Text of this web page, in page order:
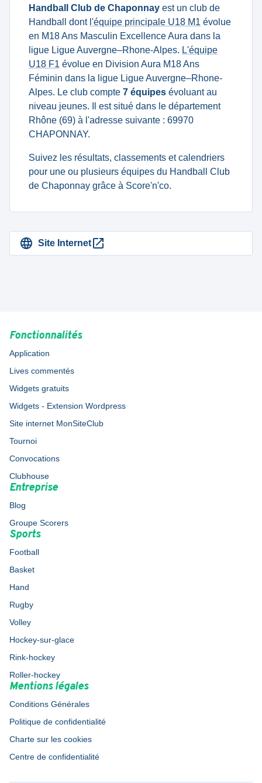
Handball Club de Chaponnay est un club de
Handball dont l'équipe principale U18 M1 évolue
en M18 Ans Masculin Excellence Aura dans la
ligue Ligue Auvergne–Rhone-Alpes. L'équipe
U18 F1 évolue en Division Aura M18 Ans
Féminin dans la ligue Ligue Auvergne–Rhone-
Alpes. Le club compte 7 équipes évoluant au
niveau jeunes. Il est situé dans le département
Rhône (69) à l'adresse suivante : 69970
CHAPONNAY.
Suivez les résultats, classements et calendriers
pour une ou plusieurs équipes du Handball Club
de Chaponnay grâce à Score'n'co.
Site Internet
Fonctionnalités
Application
Lives commentés
Widgets gratuits
Widgets - Extension Wordpress
Site internet MonSiteClub
Tournoi
Convocations
Clubhouse
Entreprise
Blog
Groupe Scorers
Sports
Football
Basket
Hand
Rugby
Volley
Hockey-sur-glace
Rink-hockey
Roller-hockey
Mentions légales
Conditions Générales
Politique de confidentialité
Charte sur les cookies
Centre de confidentialité